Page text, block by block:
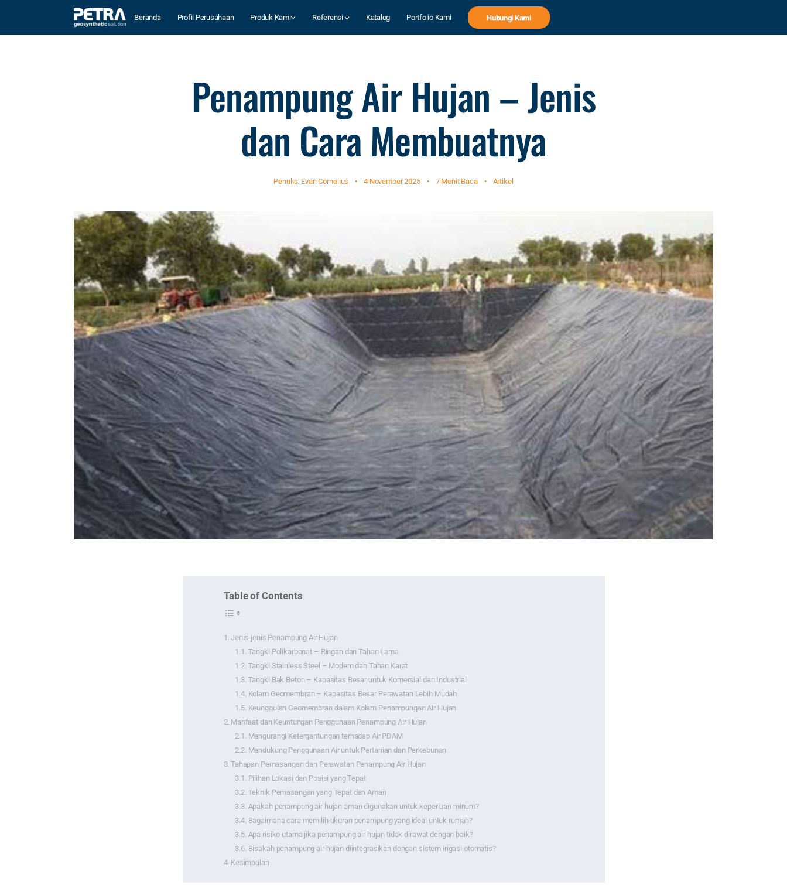
Beranda Profil Perusahaan Produk Kami Referensi Katalog Portfolio Kami Hubungi Kami
Penampung Air Hujan – Jenis
dan Cara Membuatnya
Penulis: Evan Cornelius • 4 November 2025 • 7 Menit Baca • Artikel
Table of Contents
Jenis-jenis Penampung Air Hujan
Tangki Polikarbonat – Ringan dan Tahan Lama
Tangki Stainless Steel – Modern dan Tahan Karat
Tangki Bak Beton – Kapasitas Besar untuk Komersial dan Industrial
Kolam Geomembran – Kapasitas Besar Perawatan Lebih Mudah
Keunggulan Geomembran dalam Kolam Penampungan Air Hujan
Manfaat dan Keuntungan Penggunaan Penampung Air Hujan
Mengurangi Ketergantungan terhadap Air PDAM
Mendukung Penggunaan Air untuk Pertanian dan Perkebunan
Tahapan Pemasangan dan Perawatan Penampung Air Hujan
Pilihan Lokasi dan Posisi yang Tepat
Teknik Pemasangan yang Tepat dan Aman
Apakah penampung air hujan aman digunakan untuk keperluan minum?
Bagaimana cara memilih ukuran penampung yang ideal untuk rumah?
Apa risiko utama jika penampung air hujan tidak dirawat dengan baik?
Bisakah penampung air hujan diintegrasikan dengan sistem irigasi otomatis?
Kesimpulan